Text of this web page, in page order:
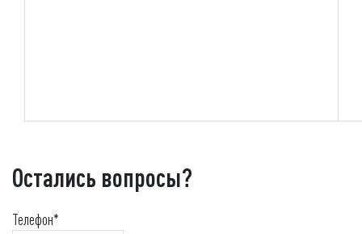
Остались вопросы?
Телефон*